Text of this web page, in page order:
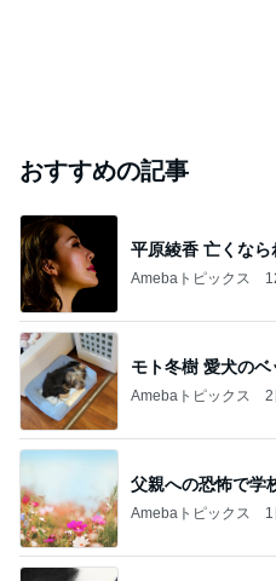
おすすめの記事
平原綾香 亡くな
Amebaトピックス
モト冬樹 愛犬の
Amebaトピックス 2
父親への恐怖で学
Amebaトピックス